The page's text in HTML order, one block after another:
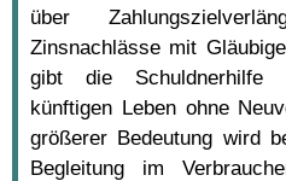
über
Zinsnachlässe mit
gibt die Schuldnerhilfe
künftigen Leben ohne
größerer Bedeutung wird
Begleitung im